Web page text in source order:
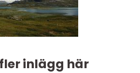
inlägg här